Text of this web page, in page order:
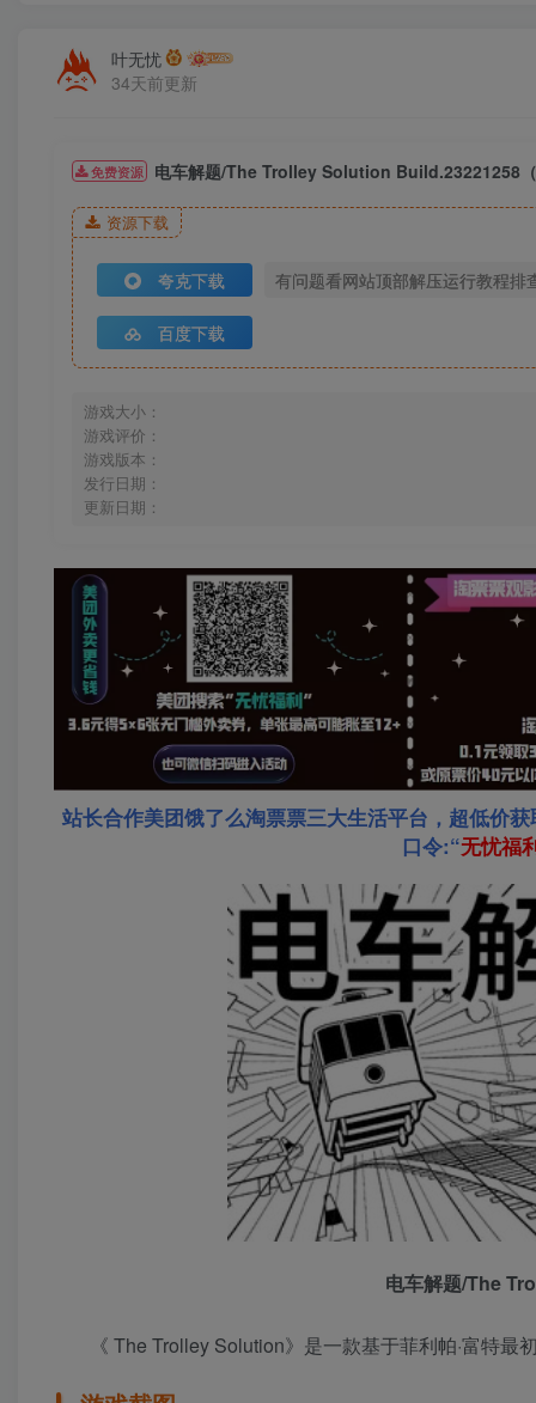
叶无忧
34天前更新
免费资源 电车解题/The Trolley Solution Build.23221258
资源下载
夸克下载 有问题看网站顶部解压运行教程排
百度下载
游戏大小：
游戏评价：
游戏版本：
发行日期：
更新日期：
站长合作美团饿了么淘票票三大生活平台，超低价
口令:“无忧福
电车解题/The
《 The Trolley Solution》是一款基于菲利帕·富特